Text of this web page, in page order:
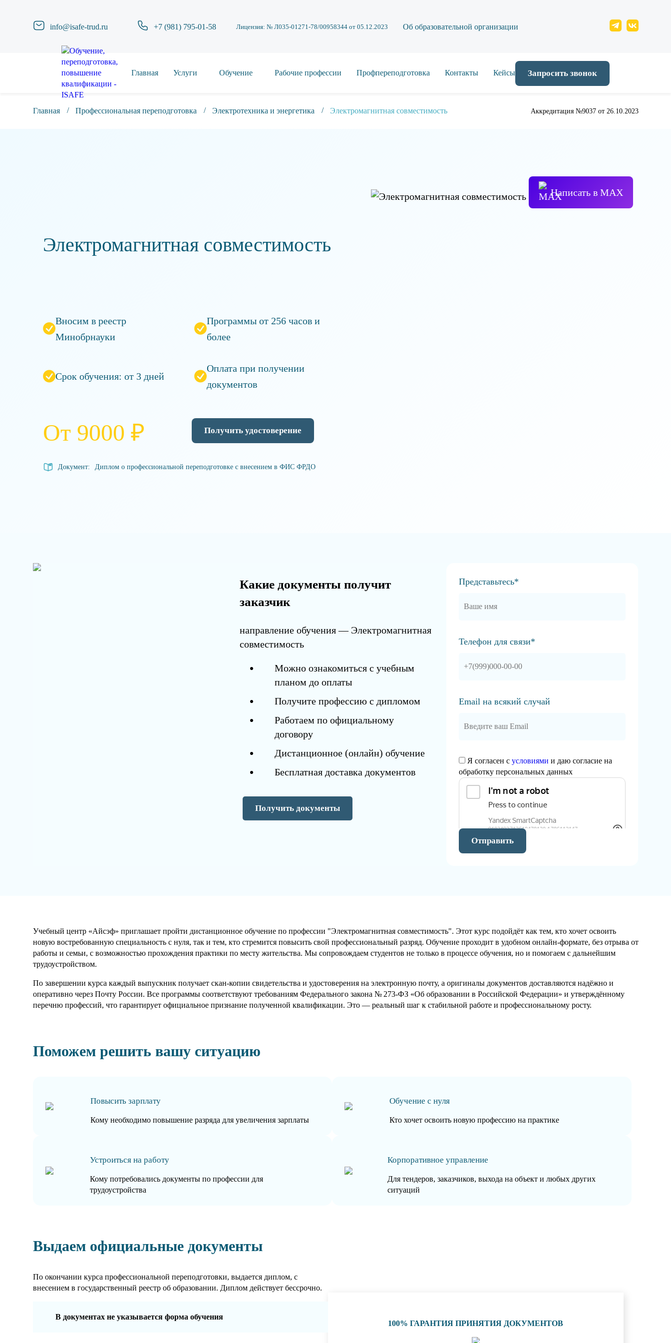
info@isafe-trud.ru +7 (981) 795-01-58 Лицензия: № Л035-01271-78/00958344 от 05.12.2023 Об образовательной организации
Главная Услуги Обучение Рабочие профессии Профпереподготовка Контакты Кейсы Запросить звонок
Главная Профессиональная переподготовка Электротехника и энергетика Электромагнитная совместимость Аккредитация №9037 от 26.10.2023
Электромагнитная совместимость
Вносим в реестр
Минобрнауки
Программы от 256 часов и
более
Срок обучения: от 3 дней
Оплата при получении
документов
От 9000 ₽ Получить удостоверение
Написать в МАХ
Документ: Диплом о профессиональной переподготовке с внесением в ФИС ФРДО
Какие документы получит
заказчик
направление обучения — Электромагнитная
совместимость
Можно ознакомиться с учебным
планом до оплаты
Получите профессию с дипломом
Работаем по официальному
договору
Дистанционное (онлайн) обучение
Бесплатная доставка документов
Получить документы
Представьтесь*
Телефон для связи*
Email на всякий случай
Я согласен сусловиями и даю согласие на
обработку персональных данных
Отправить
Учебный центр «Айсэф» приглашает пройти дистанционное обучение по профессии "Электромагнитная совместимость". Этот курс подойдёт как тем, кто хочет освоить
новую востребованную специальность с нуля, так и тем, кто стремится повысить свой профессиональный разряд. Обучение проходит в удобном онлайн-формате, без отрыва от
работы и семьи, с возможностью прохождения практики по месту жительства. Мы сопровождаем студентов не только в процессе обучения, но и помогаем с дальнейшим
трудоустройством.
По завершении курса каждый выпускник получает скан-копии свидетельства и удостоверения на электронную почту, а оригиналы документов доставляются надёжно и
оперативно через Почту России. Все программы соответствуют требованиям Федерального закона № 273-ФЗ «Об образовании в Российской Федерации» и утверждённому
перечню профессий, что гарантирует официальное признание полученной квалификации. Это — реальный шаг к стабильной работе и профессиональному росту.
Поможем решить вашу ситуацию
Повысить зарплату
Кому необходимо повышение разряда для увеличения зарплаты
Обучение с нуля
Кто хочет освоить новую профессию на практике
Устроиться на работу
Кому потребовались документы по профессии для
трудоустройства
Корпоративное управление
Для тендеров, заказчиков, выхода на объект и любых других
ситуаций
Выдаем официальные документы
По окончании курса профессиональной переподготовки, выдается диплом, с
внесением в государственный реестр об образовании. Диплом действует бессрочно.
В документах не указывается форма обучения
100% ГАРАНТИЯ ПРИНЯТИЯ ДОКУМЕНТОВ